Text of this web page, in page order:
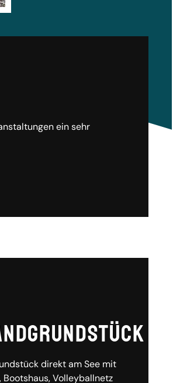
ein sehr
direkt am See mit
Bootshaus, Volleyballnetz